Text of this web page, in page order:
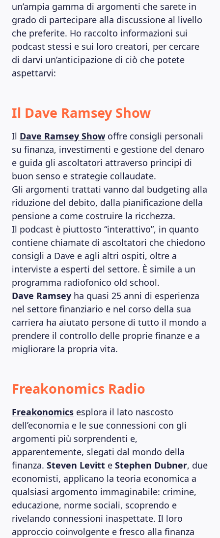
un’ampia gamma di argomenti che sarete in
grado di partecipare alla discussione al livello
che preferite. Ho raccolto informazioni sui
podcast stessi e sui loro creatori, per cercare
di darvi un’anticipazione di ciò che potete
aspettarvi:
Il Dave Ramsey Show
Il Dave Ramsey Show offre consigli personali
su finanza, investimenti e gestione del denaro
e guida gli ascoltatori attraverso principi di
buon senso e strategie collaudate.
Gli argomenti trattati vanno dal budgeting alla
riduzione del debito, dalla pianificazione della
pensione a come costruire la ricchezza.
Il podcast è piuttosto “interattivo”, in quanto
contiene chiamate di ascoltatori che chiedono
consigli a Dave e agli altri ospiti, oltre a
interviste a esperti del settore. È simile a un
programma radiofonico old school.
Dave Ramsey ha quasi 25 anni di esperienza
nel settore finanziario e nel corso della sua
carriera ha aiutato persone di tutto il mondo a
prendere il controllo delle proprie finanze e a
migliorare la propria vita.
Freakonomics Radio
Freakonomics esplora il lato nascosto
dell’economia e le sue connessioni con gli
argomenti più sorprendenti e,
apparentemente, slegati dal mondo della
finanza. Steven Levitt e Stephen Dubner, due
economisti, applicano la teoria economica a
qualsiasi argomento immaginabile: crimine,
educazione, norme sociali, scoprendo e
rivelando connessioni inaspettate. Il loro
approccio coinvolgente e fresco alla finanza